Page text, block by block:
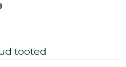
tooted